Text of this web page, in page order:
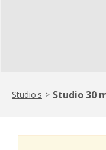
Studio's > Studio 30